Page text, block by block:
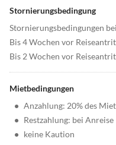
Stornierungsbedingung
Stornierungsbedingungen
Bis 4 Wochen vor
Bis 2 Wochen vor
Mietbedingungen
• Anzahlung: 20% des
• Restzahlung: bei Anreise
• keine Kaution